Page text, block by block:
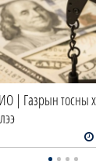
| Газрын тосны